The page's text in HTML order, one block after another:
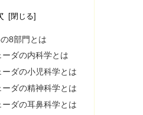
8部門とは
ダの内科学とは
ダの小児科学とは
ダの精神科学とは
ダの耳鼻科学とは